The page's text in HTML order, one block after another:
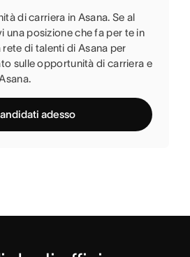
di carriera in Asana. Se al
una posizione che fa per te in
rete di talenti di Asana per
sulle opportunità di carriera e
adesso